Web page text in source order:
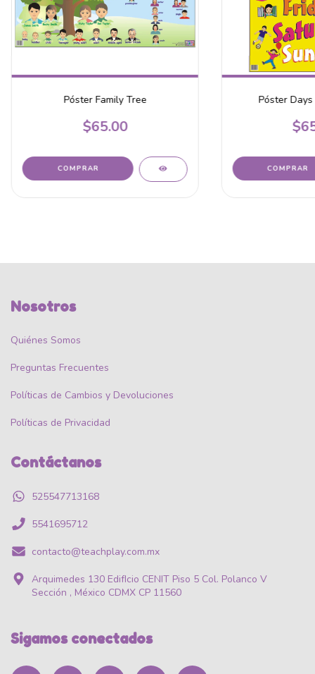
Póster Family Tree
$65.00
Póster
Nosotros
Quiénes Somos
Preguntas Frecuentes
Políticas de Cambios y Devoluciones
Políticas de Privacidad
Contáctanos
525547713168
5541695712
contacto@teachplay.com.mx
Arquimedes 130 EdifIcio CENIT Piso 5 Col. Polanco V
Sección , México CDMX CP 11560
Sigamos conectados